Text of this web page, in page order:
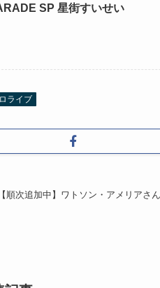
SP 星街すいせい
ライブ
【順次追加中】ワトソン・アメリアさ